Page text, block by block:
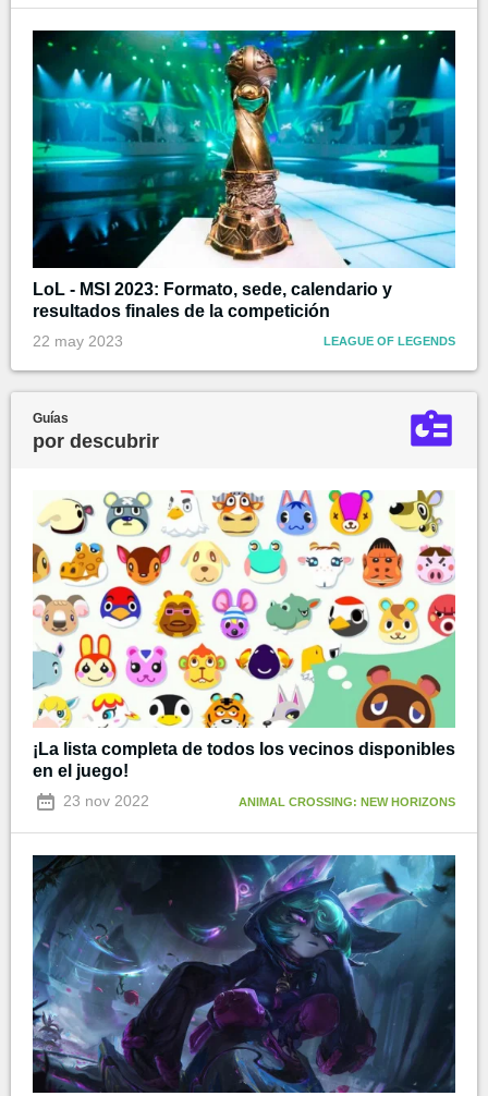
LoL - MSI 2023: Formato, sede, calendario y
resultados finales de la competición
22 may 2023 LEAGUE OF LEGENDS
Guías
por descubrir
¡La lista completa de todos los vecinos disponibles
en el juego!
23 nov 2022 ANIMAL CROSSING: NEW HORIZONS